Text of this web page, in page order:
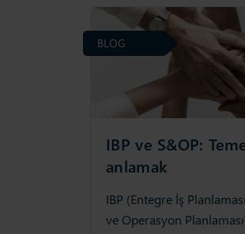
IBP ve S&OP:
anlamak
IBP (Entegre İş
ve Operasyon
BLOG